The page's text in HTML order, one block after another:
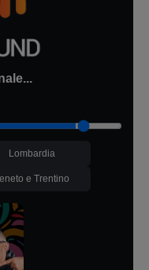
Lombardia
e Trentino